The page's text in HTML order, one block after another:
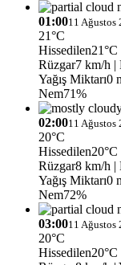
01:0011 Ağustos
21°C
Hissedilen21°C
Rüzgar7 km/h |
Yağış Miktarı0
Nem71%
02:0011 Ağustos
20°C
Hissedilen20°C
Rüzgar8 km/h |
Yağış Miktarı0
Nem72%
03:0011 Ağustos
20°C
Hissedilen20°C